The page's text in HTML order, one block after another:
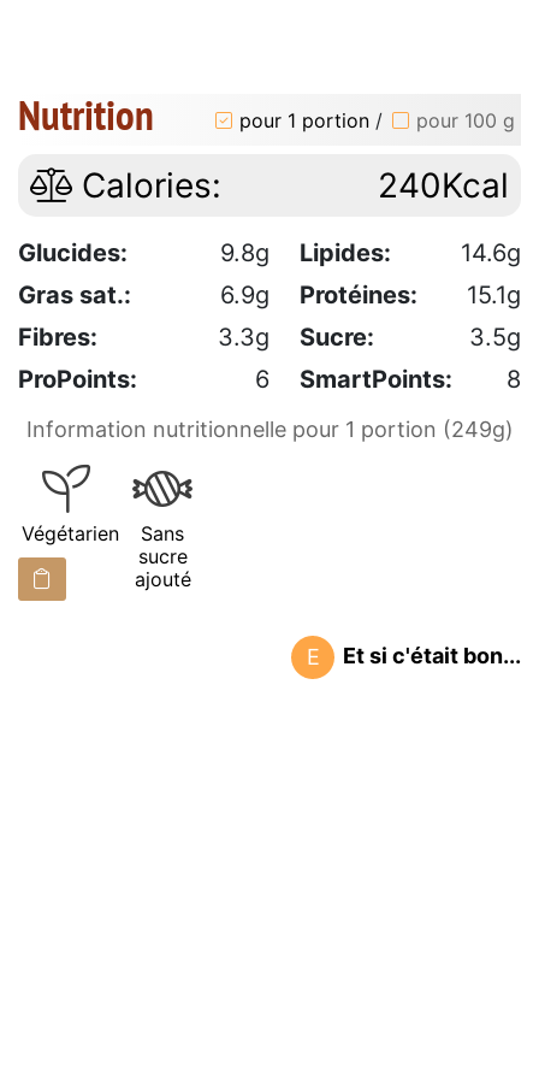
Nutrition pour 1 portion / pour 100 g
Calories: 240Kcal
Glucides: 9.8g Lipides:
14.6g
Gras sat.:
6.9g Protéines:
15.1g
Fibres:
3.3g Sucre:
3.5g
ProPoints:
6 SmartPoints: 8
Information nutritionnelle pour 1 portion (249g)
Végétarien
Sans
sucre
ajouté
E Et si c'était bon...